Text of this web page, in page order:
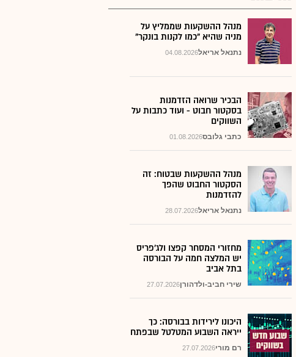
מנהל ההשקעות שממליץ על
מניה שהיא "כמו לקנות בונקר"
04.08.2026נתנאל אריאל
הבכיר שרואה הזדמנות
בסקטור חבוט - ועוד כתבות על
השווקים
01.08.2026כתבי גלובס
מנהל ההשקעות שבטוח: זה
הסקטור החבוט שהפך
להזדמנות
28.07.2026נתנאל אריאל
מחזורי המסחר קפצו ולג'פריס
יש המלצה חמה על הבורסה
בתל אביב
27.07.2026שירי חביב-ולדהורן
היכונו לירידות בבורסה: כך
ייראה השבוע המטלטל שבפתח
27.07.2026רם מורי